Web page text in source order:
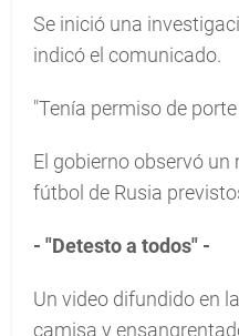
Se inició una
indicó el comunicado.
"Tenía permiso de
El gobierno observó
fútbol de Rusia
- "Detesto a todos" -
Un video difundido en
camisa y